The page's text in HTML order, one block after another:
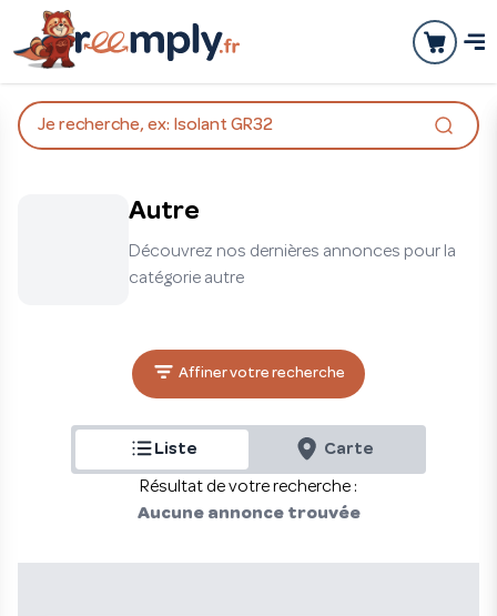
Je recherche, ex: Isolant GR32
Autre
Découvrez nos dernières annonces pour la
catégorie autre
Affiner votre recherche
Liste Carte
Résultat de votre recherche :
Aucune annonce trouvée